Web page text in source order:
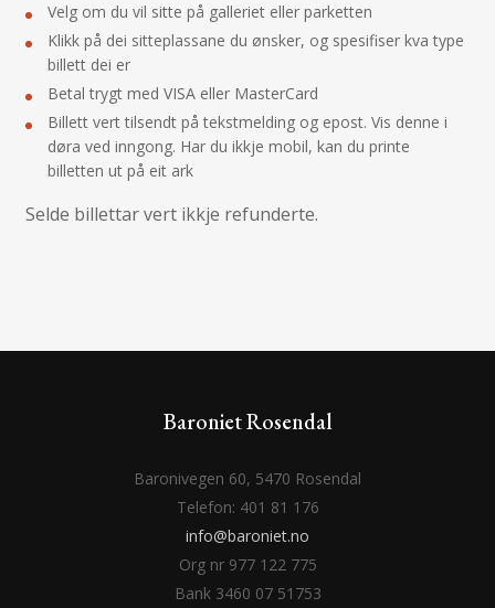
Velg om du vil sitte på galleriet eller parketten
Klikk på dei sitteplassane du ønsker, og spesifiser kva type
billett dei er
Betal trygt med VISA eller MasterCard
Billett vert tilsendt på tekstmelding og epost. Vis denne i
døra ved inngong. Har du ikkje mobil, kan du printe
billetten ut på eit ark
Selde billettar vert ikkje refunderte.
Baroniet Rosendal
Baronivegen 60, 5470 Rosendal
Telefon: 401 81 176
info@baroniet.no
Org nr 977 122 775
Bank 3460 07 51753